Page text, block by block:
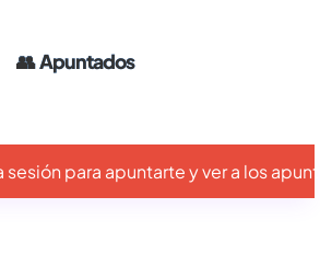
👥Apuntados
sesión para apuntarte y ver a los